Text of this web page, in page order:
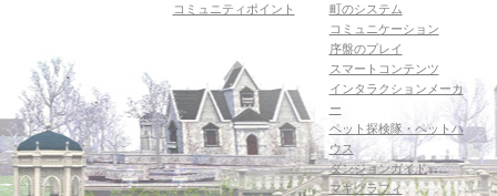
コミュニティポイント
町のシステム
コミュニケーション
序盤のプレイ
スマートコンテンツ
インタラクションメーカ
ー
ペット探検隊・ペットハ
ウス
ダンジョンガイド
マギグラフィ